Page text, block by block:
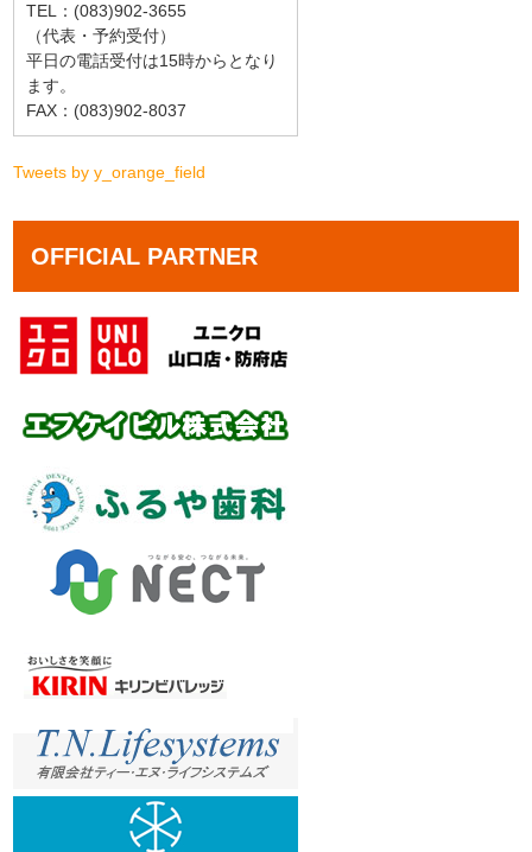
TEL：(083)902-3655
（代表・予約受付）
平日の電話受付は15時からとなり
ます。
FAX：(083)902-8037
Tweets by y_orange_field
OFFICIAL PARTNER